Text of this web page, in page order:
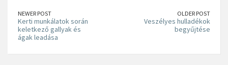
NEWER POST
Kerti munkálatok során
keletkező gallyak és
ágak leadása
OLDER POST
Veszélyes hulladékok
begyűjtése